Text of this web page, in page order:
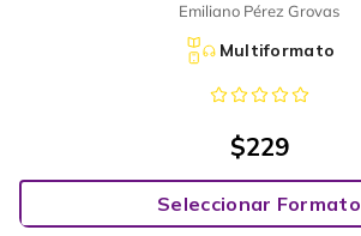
Emiliano Pérez Grovas
Multiformato
$229
Seleccionar Formato